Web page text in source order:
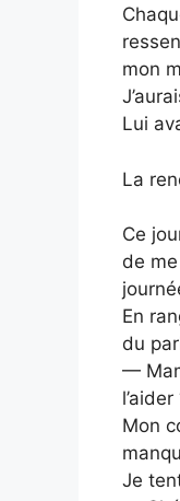
mon
Lui
La
Ce
de
En
du
—
l’aider
Mon
Je